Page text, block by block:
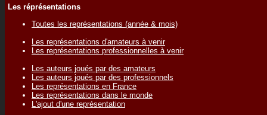
Les réprésentations
Toutes les représentations (année & mois)
Les représentations d'amateurs à venir
Les représentations professionnelles à venir
Les auteurs joués par des amateurs
Les auteurs joués par des professionnels
Les représentations en France
Les représentations dans le monde
L'ajout d'une représentation